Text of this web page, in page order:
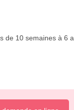
de 10 semaines à 6